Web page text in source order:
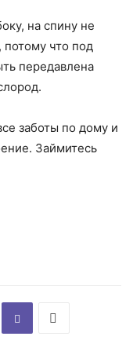
на спину не
потому что под
передавлена
заботы по дому и
Займитесь